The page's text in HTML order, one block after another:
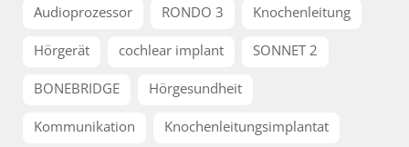
Audioprozessor RONDO 3 Knochenleitung
Hörgerät cochlear implant SONNET 2
BONEBRIDGE Hörgesundheit
Kommunikation Knochenleitungsimplantat